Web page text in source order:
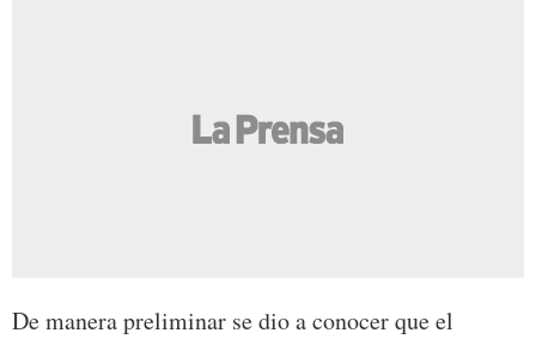
De manera preliminar se dio a conocer que el